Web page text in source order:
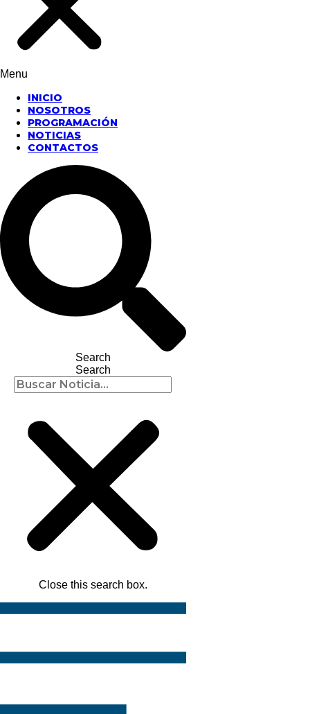
Menu
INICIO
NOSOTROS
PROGRAMACIÓN
NOTICIAS
CONTACTOS
Search
Search
Close this search box.